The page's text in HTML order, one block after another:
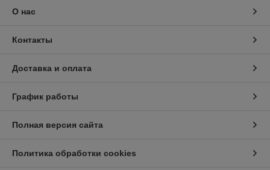
О нас
Контакты
Доставка и оплата
График работы
Полная версия сайта
Политика обработки cookies